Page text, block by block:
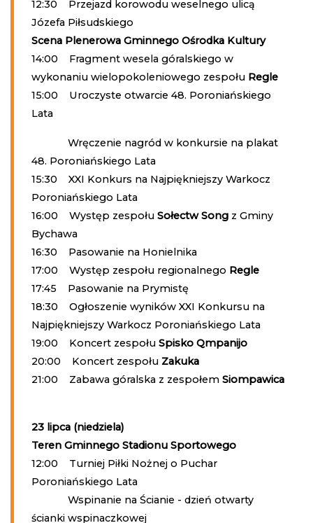
12:30 Przejazd korowodu weselnego ulicą
Józefa Piłsudskiego
Scena Plenerowa Gminnego Ośrodka Kultury
14:00 Fragment wesela góralskiego w
wykonaniu wielopokoleniowego zespołu Regle
15:00 Uroczyste otwarcie 48. Poroniańskiego
Lata
Wręczenie nagród w konkursie na plakat
48. Poroniańskiego Lata
15:30 XXI Konkurs na Najpiękniejszy Warkocz
Poroniańskiego Lata
16:00 Występ zespołu Sołectw Songz Gminy
Bychawa
16:30 Pasowanie na Honielnika
17:00 Występ zespołu regionalnego Regle
17:45 Pasowanie na Prymistę
18:30 Ogłoszenie wyników XXI Konkursu na
Najpiękniejszy Warkocz Poroniańskiego Lata
19:00 Koncert zespołu Spisko Qmpanijo
20:00 Koncert zespołu Zakuka
21:00 Zabawa góralska z zespołem Siompawica
23 lipca (niedziela)
Teren Gminnego Stadionu Sportowego
12:00 Turniej Piłki Nożnej o Puchar
Poroniańskiego Lata
Wspinanie na Ścianie - dzień otwarty
ścianki wspinaczkowej